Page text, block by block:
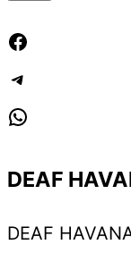
DEAF
DEAF